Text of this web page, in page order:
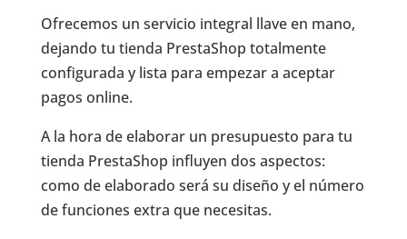
Ofrecemos un servicio integral llave en mano,
dejando tu tienda PrestaShop totalmente
configurada y lista para empezar a aceptar
pagos online.
A la hora de elaborar un presupuesto para tu
tienda PrestaShop influyen dos aspectos:
como de elaborado será su diseño y el número
de funciones extra que necesitas.